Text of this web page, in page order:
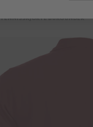
BURGUNDER